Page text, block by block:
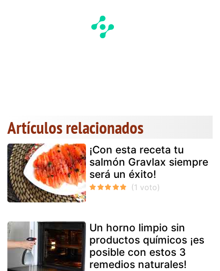
Artículos relacionados
¡Con esta receta tu
salmón Gravlax siempre
será un éxito!
Un horno limpio sin
productos químicos ¡es
posible con estos 3
remedios naturales!